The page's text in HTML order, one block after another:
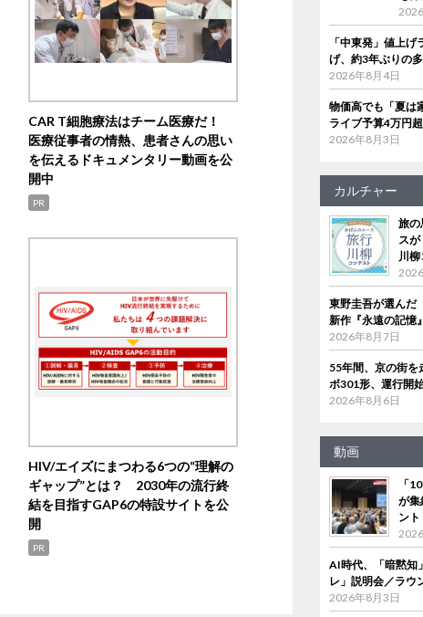
CAR T細胞療法はチーム医療だ！
医療従事者の情熱、患者さんの思い
を伝えるドキュメンタリー動画を公
開中
PR
HIV/エイズにまつわる6つの“理解の
ギャップ”とは？ 2030年の流行終
結を目指すGAP6の特設サイトを公
開
PR
「中東発」値上
げ、約3年ぶりの
2026年8月4日
物価高でも「夏
ライブ予算4万円
2026年8月3日
カルチャー
旅
ス
川
東野圭吾が選ん
新作『永遠の記憶
2026年8月7日
55年間、京の街
ボ301形、運行開
2026年8月6日
動画
「
が
ント
AI時代、「暗黙
レ」説明会／ラウ
2026年8月3日